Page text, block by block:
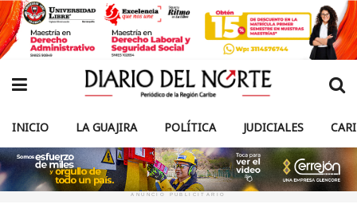
INICIO LA GUAJIRA POLÍTICA JUDICIALES
ANUNCIO PUBLICITARIO